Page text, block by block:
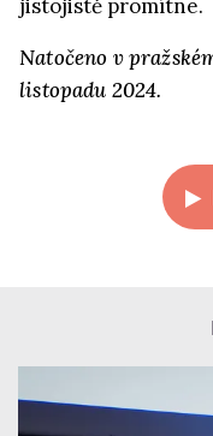
jistojistě promítne.
Natočeno v
listopadu 2024.